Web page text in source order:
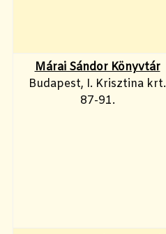
Márai Sándor Könyvtár
Budapest, I. Krisztina krt.
87-91.